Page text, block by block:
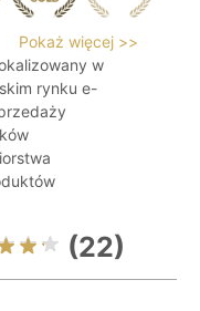
Pokaż więcej >>
w
rynku e-
(22)